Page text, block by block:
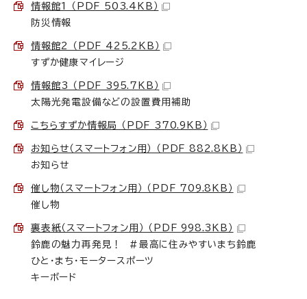
情報館1 （PDF 503.4KB）
防災情報
情報館2 （PDF 425.2KB）
すずか健康マイレージ
情報館3 （PDF 395.7KB）
太陽光発電設備などの設置費用補助
こちらすずか情報局 （PDF 370.9KB）
お知らせ（スマートフォン用） （PDF 882.8KB）
お知らせ
催し物（スマートフォン用） （PDF 709.8KB）
催し物
裏表紙（スマートフォン用） （PDF 998.3KB）
鈴鹿の魅力再発見！ ＃最高に住みやすいまち鈴鹿
ひと・まち・モータースポーツ
キーボード